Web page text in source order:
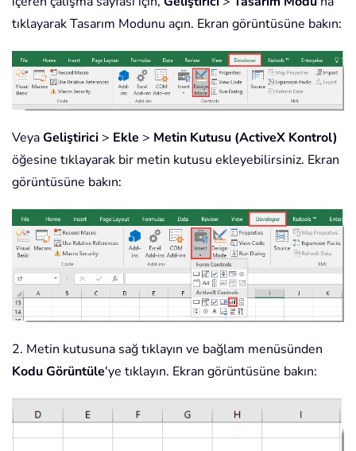
tıklayarak Tasarım Modunu açın. Ekran görüntüsüne bakın:
VeyaGeliştirici > Ekle > Metin Kutusu (ActiveX Kontrol)
öğesine tıklayarak bir metin kutusu ekleyebilirsiniz. Ekran
görüntüsüne bakın:
2. Metin kutusuna sağ tıklayın ve bağlam menüsünden
Kodu Görüntüle'ye tıklayın. Ekran görüntüsüne bakın: